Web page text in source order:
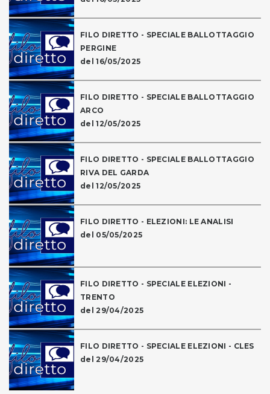
FILO DIRETTO - SPECIALE BALLOTTAGGIO
PERGINE
del 16/05/2025
FILO DIRETTO - SPECIALE BALLOTTAGGIO
ARCO
del 12/05/2025
FILO DIRETTO - SPECIALE BALLOTTAGGIO
RIVA DEL GARDA
del 12/05/2025
FILO DIRETTO - ELEZIONI: LE ANALISI
del 05/05/2025
FILO DIRETTO - SPECIALE ELEZIONI -
TRENTO
del 29/04/2025
FILO DIRETTO - SPECIALE ELEZIONI - CLES
del 29/04/2025